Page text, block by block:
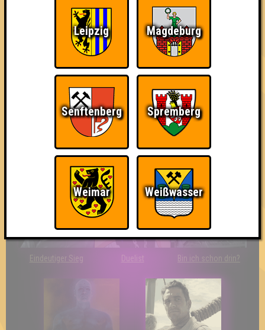
Teil der Oberschicht Knapp daneben!
So kurz vorm Sieg! Wir sind ERSTER?! Streber
Eindeutiger Sieg Duelist Bin ich schon drin?
Leipzig Magdeburg
Senftenberg Spremberg
Weimar Weißwasser